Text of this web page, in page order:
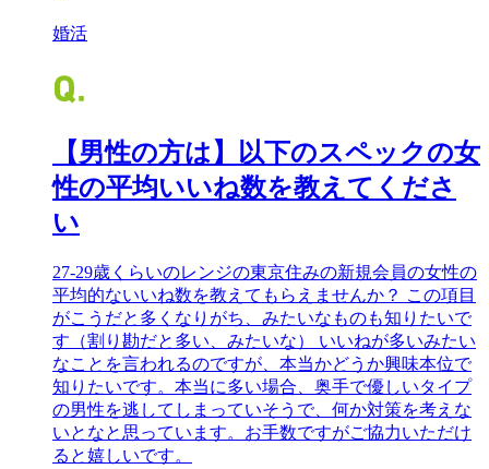
婚活
【男性の方は】以下のスペックの女
性の平均いいね数を教えてくださ
い
27-29歳くらいのレンジの東京住みの新規会員の女性の
平均的ないいね数を教えてもらえませんか？ この項目
がこうだと多くなりがち、みたいなものも知りたいで
す（割り勘だと多い、みたいな） いいねが多いみたい
なことを言われるのですが、本当かどうか興味本位で
知りたいです。本当に多い場合、奥手で優しいタイプ
の男性を逃してしまっていそうで、何か対策を考えな
いとなと思っています。お手数ですがご協力いただけ
ると嬉しいです。